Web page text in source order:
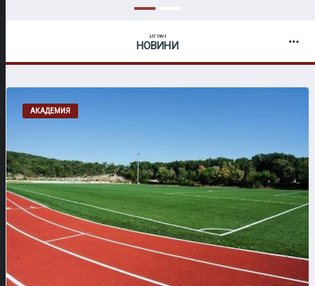
ИГРАЧ
НОВИНИ
АКАДЕМИЯ